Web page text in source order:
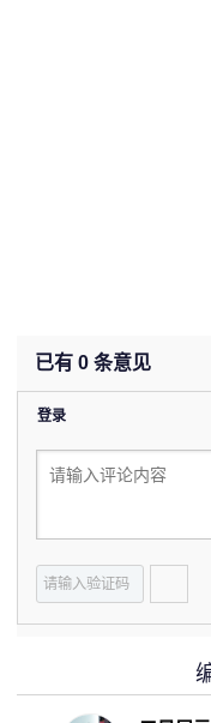
已有 0 条意见
登录